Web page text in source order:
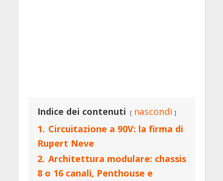
Indice dei contenuti
nascondi
1. Circuitazione a 90V: la firma di
Rupert Neve
2. Architettura modulare: chassis
8 o 16 canali, Penthouse e